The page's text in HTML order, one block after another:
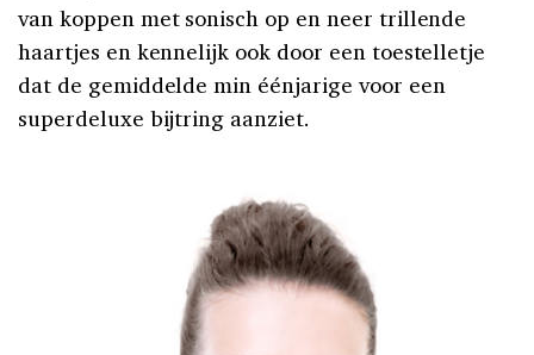
van koppen met sonisch op en neer trillende
haartjes en kennelijk ook door een toestelletje
dat de gemiddelde min éénjarige voor een
superdeluxe bijtring aanziet.